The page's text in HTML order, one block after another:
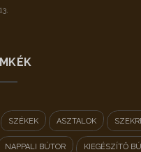
SZÉKEK ASZTALOK
NAPPALI BÚTOR KIEGÉSZÍTŐ